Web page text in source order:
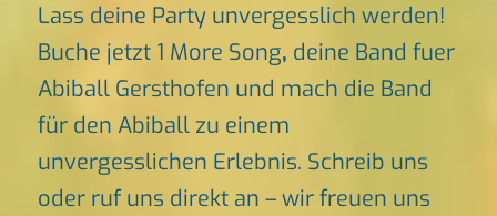
Lass deine Party unvergesslich werden!
Buche jetzt 1 More Song, deine Band fuer
Abiball Gersthofen und mach die Band
für den Abiball zu einem
unvergesslichen Erlebnis. Schreib uns
oder ruf uns direkt an – wir freuen uns